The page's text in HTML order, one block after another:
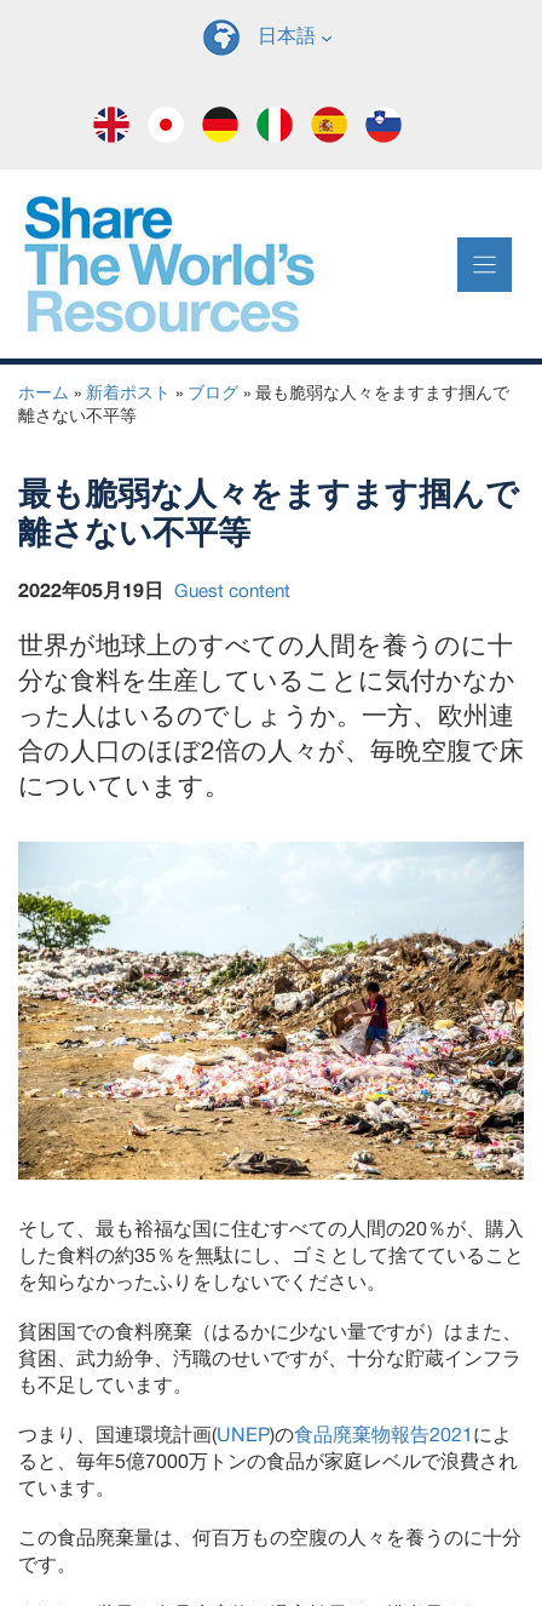
日本語
ホーム » 新着ポスト » ブログ » 最も脆弱な人々をますます掴んで
離さない不平等
最も脆弱な人々をますます掴んで
離さない不平等
2022年05月19日 Guest content
世界が地球上のすべての人間を養うのに十
分な食料を生産していることに気付かなか
った人はいるのでしょうか。一方、欧州連
合の人口のほぼ2倍の人々が、毎晩空腹で床
についています。
そして、最も裕福な国に住むすべての人間の20％が、購入
した食料の約35％を無駄にし、ゴミとして捨てていること
を知らなかったふりをしないでください。
貧困国での食料廃棄（はるかに少ない量ですが）はまた、
貧困、武力紛争、汚職のせいですが、十分な貯蔵インフラ
も不足しています。
つまり、国連環境計画(UNEP)の食品廃棄物報告2021 によ
ると、毎年5億7000万トンの食品が家庭レベルで浪費され
ています。
この食品廃棄量は、何百万もの空腹の人々を養うのに十分
です。